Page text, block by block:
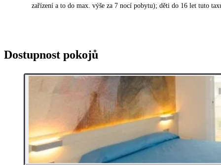
zařízení a to do max. výše za 7 nocí pobytu); děti do 16 let tuto
Dostupnost pokojů